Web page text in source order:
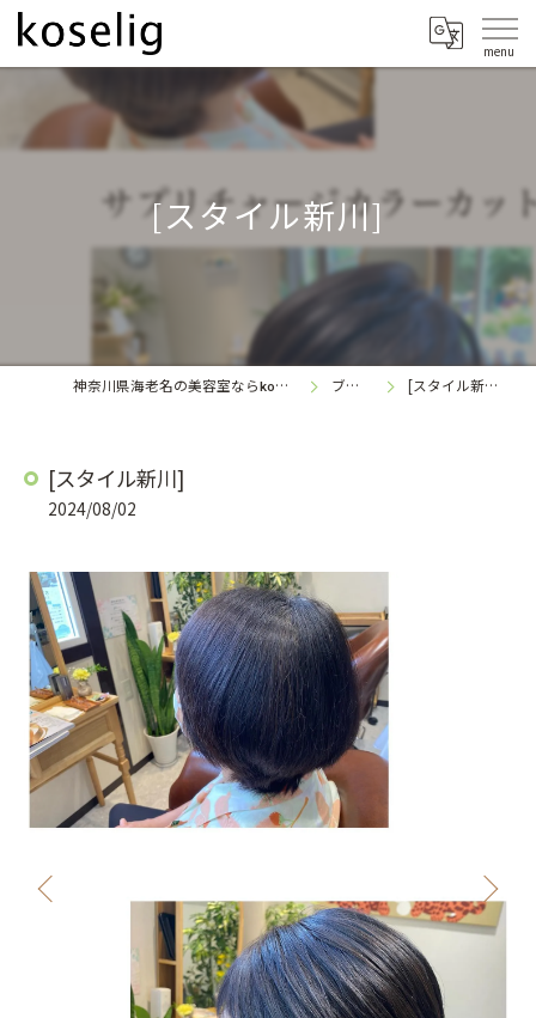
[スタイル新川]
神奈川県海老名の美容室ならkoselig ブログ [スタイル新川]
[スタイル新川]
2024/08/02